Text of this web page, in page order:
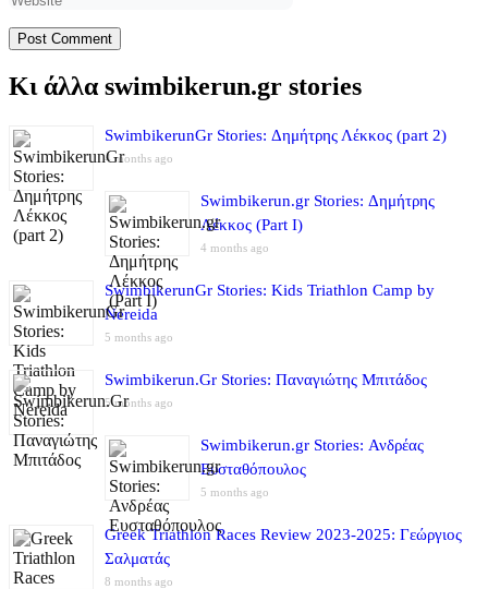
Κι άλλα swimbikerun.gr stories
SwimbikerunGr Stories: Δημήτρης Λέκκος (part 2)
4 months ago
Swimbikerun.gr Stories: Δημήτρης
Λέκκος (Part I)
4 months ago
SwimbikerunGr Stories: Kids Triathlon Camp by
Nereida
5 months ago
Swimbikerun.Gr Stories: Παναγιώτης Μπιτάδος
5 months ago
Swimbikerun.gr Stories: Ανδρέας
Ευσταθόπουλος
5 months ago
Greek Triathlon Races Review 2023-2025: Γεώργιος
Σαλματάς
8 months ago